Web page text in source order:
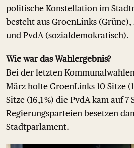
politische Konstellation im
besteht aus GroenLinks
und PvdA (sozialdemokratisch).
Wie war das Wahlergebnis?
Bei der letzten
März holte GroenLinks 10 Sitze
Sitze (16,1 %) die PvdA kam auf 7
Regierungsparteien besetzen
Stadtparlament.